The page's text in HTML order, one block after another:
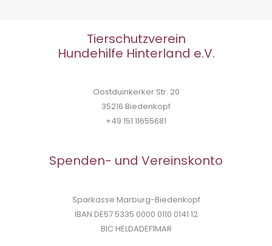
Tierschutzverein
Hundehilfe Hinterland e.V.
Oostduinkerker Str. 20
35216 Biedenkopf
+49 151 11655681
Spenden- und Vereinskonto
Sparkasse Marburg-Biedenkopf
IBAN DE57 5335 0000 0110 0141 12
BIC HELDADEF1MAR